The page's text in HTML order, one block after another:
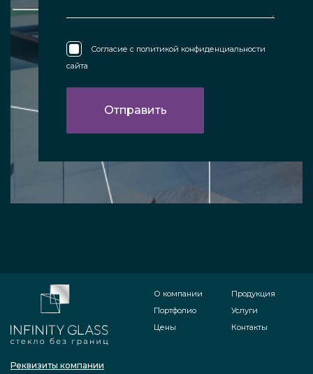
Согласие с политикой конфиденциальности
сайта
Реквизиты компании
О компании
Портфолио
Цены
Продукция
Услуги
Контакты